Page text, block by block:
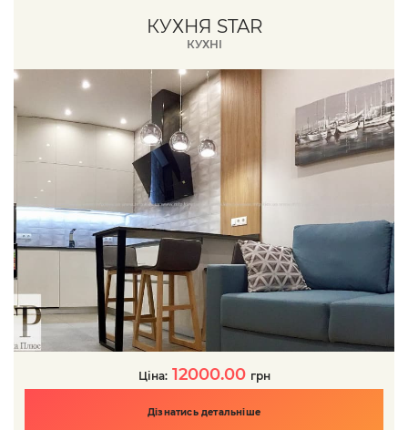
КУХНЯ STAR
КУХНІ
Ціна: 12000.00 грн
Дізнатись детальніше